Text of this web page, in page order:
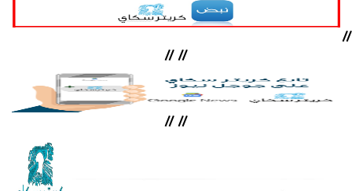
//
//
//
//
//